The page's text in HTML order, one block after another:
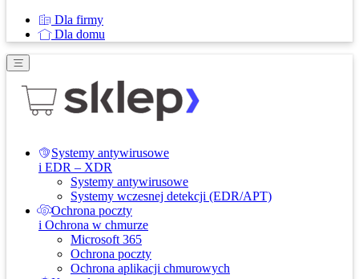
Dla firmy
Dla domu
Systemy antywirusowe
i EDR – XDR
Systemy antywirusowe
Systemy wczesnej detekcji (EDR/APT)
Ochrona poczty
i Ochrona w chmurze
Microsoft 365
Ochrona poczty
Ochrona aplikacji chmurowych